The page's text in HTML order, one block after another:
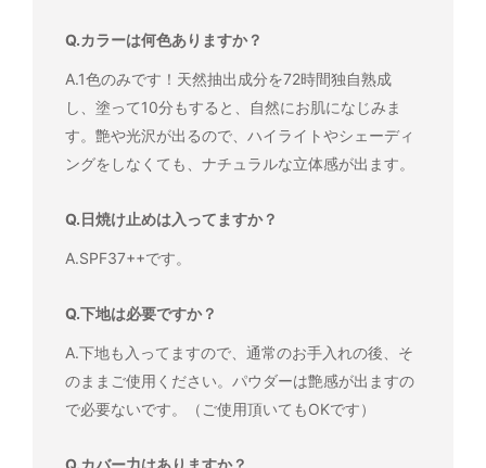
Q.カラーは何色ありますか？
A.1色のみです！天然抽出成分を72時間独自熟成
し、塗って10分もすると、自然にお肌になじみま
す。艶や光沢が出るので、ハイライトやシェーディ
ングをしなくても、ナチュラルな立体感が出ます。
Q.日焼け止めは入ってますか？
A.SPF37++です。
Q.下地は必要ですか？
A.下地も入ってますので、通常のお手入れの後、そ
のままご使用ください。パウダーは艶感が出ますの
で必要ないです。（ご使用頂いてもOKです）
Q.カバー力はありますか？